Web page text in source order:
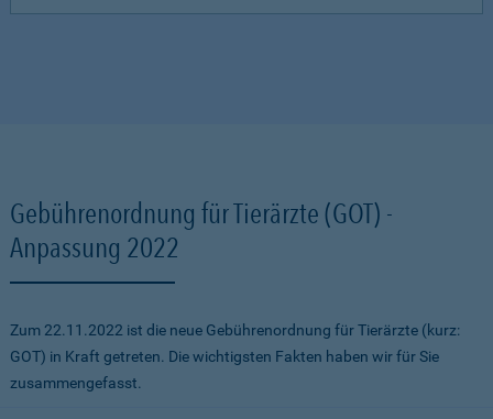
Gebührenordnung für Tierärzte (GOT) -
Anpassung 2022
Zum 22.11.2022 ist die neue Gebührenordnung für Tierärzte (kurz:
GOT) in Kraft getreten. Die wichtigsten Fakten haben wir für Sie
zusammengefasst.